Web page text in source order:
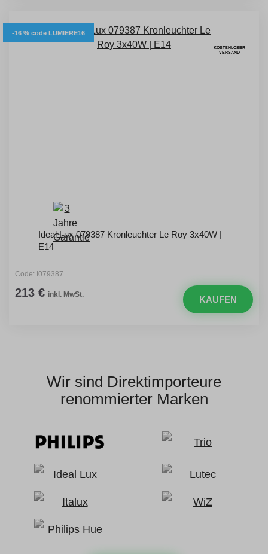
-16 % code LUMIERE16
KOSTENLOSER
VERSAND
Ideal Lux 079387 Kronleuchter Le Roy 3x40W |
E14
Code: I079387
213 € inkl. MwSt. KAUFEN
Wir sind Direktimporteure
renommierter Marken